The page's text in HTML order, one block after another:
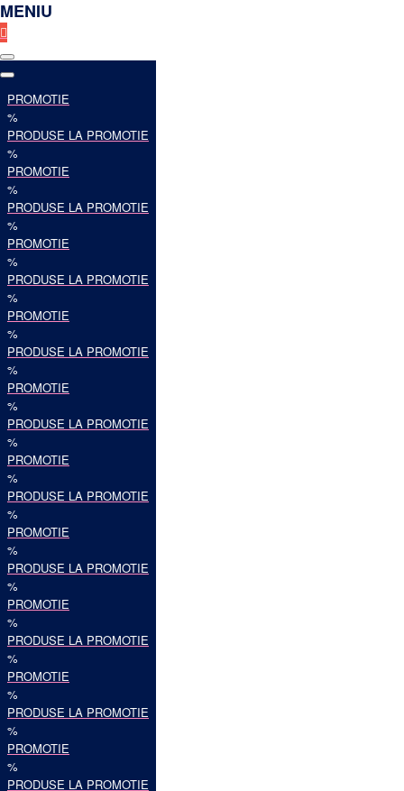
MENIU
PROMOTIE
%
PRODUSE LA PROMOTIE
%
PROMOTIE
%
PRODUSE LA PROMOTIE
%
PROMOTIE
%
PRODUSE LA PROMOTIE
%
PROMOTIE
%
PRODUSE LA PROMOTIE
%
PROMOTIE
%
PRODUSE LA PROMOTIE
%
PROMOTIE
%
PRODUSE LA PROMOTIE
%
PROMOTIE
%
PRODUSE LA PROMOTIE
%
PROMOTIE
%
PRODUSE LA PROMOTIE
%
PROMOTIE
%
PRODUSE LA PROMOTIE
%
PROMOTIE
%
PRODUSE LA PROMOTIE